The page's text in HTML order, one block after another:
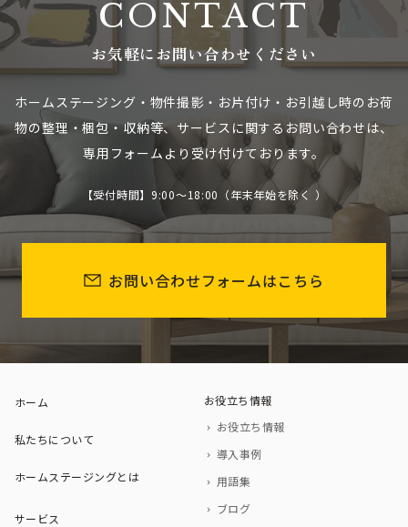
CONTACT
お気軽にお問い合わせください
ホームステージング・物件撮影・お片付け・お引越し時のお荷
物の整理・梱包・収納等、 サービスに関するお問い合わせは、
専用フォームより受け付けております。
【受付時間】9:00～18:00（年末年始を除く ）
お問い合わせフォームはこちら
ホーム
私たちについて
ホームステージングとは
サービス
お役立ち情報
お役立ち情報
導入事例
用語集
ブログ